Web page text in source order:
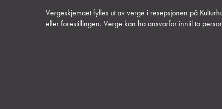
Vergeskjemaet fylles ut av verge i resepsjonen på
eller forestillingen. Verge kan ha ansvarfor inntil to